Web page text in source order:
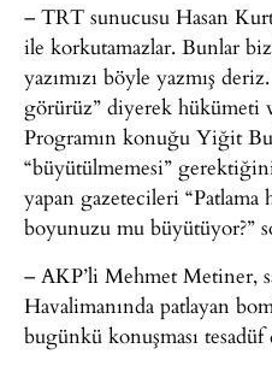
– TRT sunucusu Hasan
ile korkutamazlar. Bunlar
yazımızı böyle yazmış
görürüz” diyerek hükümeti
Programın konuğu Yiğit
“büyütülmemesi”
yapan gazetecileri
boyunuzu mu büyütüyor?”
– AKP’li Mehmet Metiner,
Havalimanında patlayan
bugünkü konuşması